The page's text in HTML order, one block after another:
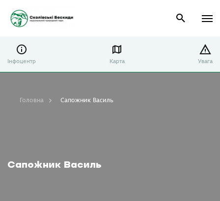
Інфоцентр Карта Увага
Сапожник Василь
Головна Сапожник Василь